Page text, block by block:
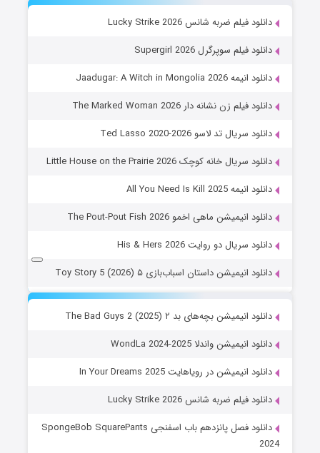
دانلود فیلم ضربه شانس Lucky Strike 2026
دانلود فیلم سوپرگرل Supergirl 2026
دانلود انیمه Jaadugar: A Witch in Mongolia 2026
دانلود فیلم زن نشانه دار The Marked Woman 2026
دانلود سریال تد لاسو Ted Lasso 2020-2026
دانلود سریال خانه کوچک Little House on the Prairie 2026
دانلود انیمه All You Need Is Kill 2025
دانلود انیمیشن ماهی اخمو The Pout-Pout Fish 2026
دانلود سریال دو روایت His & Hers 2026
دانلود انیمیشن داستان اسباب‌بازی ۵ Toy Story 5 (2026)
دانلود انیمیشن بچه‌های بد ۲ The Bad Guys 2 (2025)
دانلود انیمیشن واندلا WondLa 2024-2025
دانلود انیمیشن در رویاهایت In Your Dreams 2025
دانلود فیلم ضربه شانس Lucky Strike 2026
دانلود فصل پانزدهم باب اسفنجی SpongeBob SquarePants
2024